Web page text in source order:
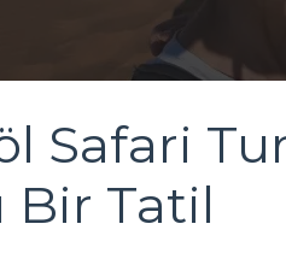
Safari
Bir Tatil